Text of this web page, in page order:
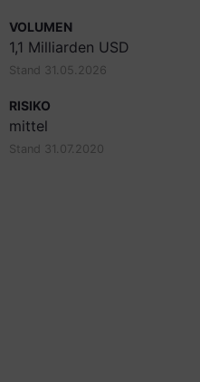
VOLUMEN
1,1 Milliarden USD
Stand 31.05.2026
RISIKO
mittel
Stand 31.07.2020